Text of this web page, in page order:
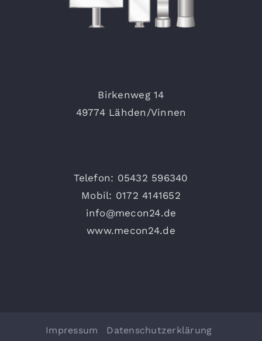
Birkenweg 14
49774 Lähden/Vinnen
Telefon: 05432 596340
Mobil: 0172 4141652
info@mecon24.de
www.mecon24.de
Impressum Datenschutzerklärung